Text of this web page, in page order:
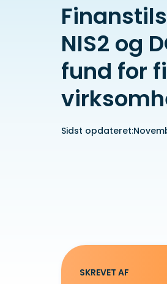
NIS2 og
fund for
Sidst opdateret:
SKREVET AF